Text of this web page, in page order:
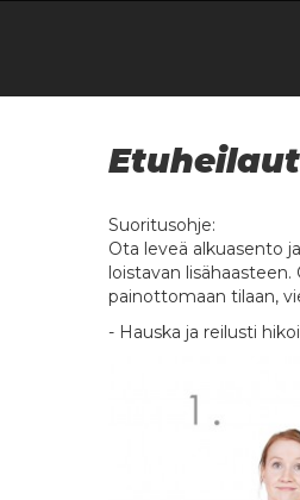
Suoritusohje:
Ota leveä alkuasento
loistavan
painottomaan tilaan,
- Hauska ja reilusti